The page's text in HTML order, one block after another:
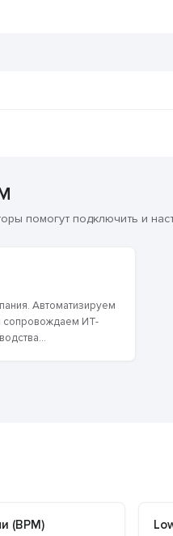
помогут подключить и
Автоматизируем
сопровождаем ИТ-
(BPM)